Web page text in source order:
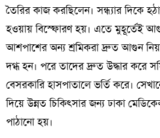
তৈরির কাজ করছিলেন। সন্ধ্যার দিকে
হওয়ায় বিস্ফোরণ হয়। এতে মুহূর্তেই
আশপাশের অন্য শ্রমিকরা দ্রুত আগুন
দগ্ধ হন। পরে তাদের দ্রুত উদ্ধার করে
বেসরকারি হাসপাতালে ভর্তি করে।
দিয়ে উন্নত চিকিৎসার জন্য ঢাকা
পাঠানো হয়।